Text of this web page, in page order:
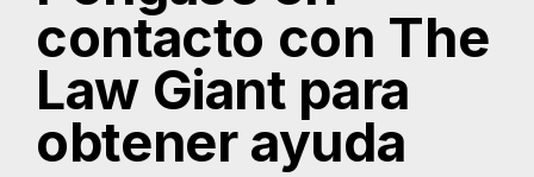
contacto con The
Law Giant para
obtener ayuda